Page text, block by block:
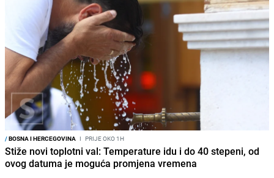
/BOSNA I HERCEGOVINA I PRIJE OKO 1H
Stiže novi toplotni val: Temperature idu i do 40 stepeni, od
ovog datuma je moguća promjena vremena